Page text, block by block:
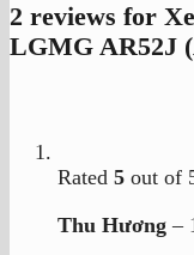
2 reviews for
LGMG AR52J
Rated 5 out of
Thu Hương–